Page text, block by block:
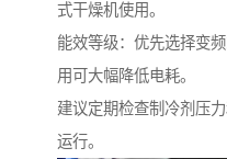
式干燥机使用。
能效等级：优先选择变
用可大幅降低电耗。
建议定期检查制冷剂压
运行。